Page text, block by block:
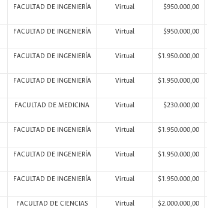
FACULTAD DE INGENIERÍA Virtual $950.000,00
FACULTAD DE INGENIERÍA Virtual $950.000,00
FACULTAD DE INGENIERÍA Virtual $1.950.000,00
FACULTAD DE INGENIERÍA Virtual $1.950.000,00
FACULTAD DE MEDICINA Virtual $230.000,00
FACULTAD DE INGENIERÍA Virtual $1.950.000,00
FACULTAD DE INGENIERÍA Virtual $1.950.000,00
FACULTAD DE INGENIERÍA Virtual $1.950.000,00
FACULTAD DE CIENCIAS Virtual $2.000.000,00